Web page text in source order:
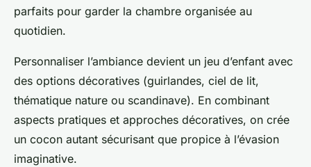
parfaits pour garder la chambre organisée au
quotidien.
Personnaliser l’ambiance devient un jeu d’enfant avec
des options décoratives (guirlandes, ciel de lit,
thématique nature ou scandinave). En combinant
aspects pratiques et approches décoratives, on crée
un cocon autant sécurisant que propice à l’évasion
imaginative.